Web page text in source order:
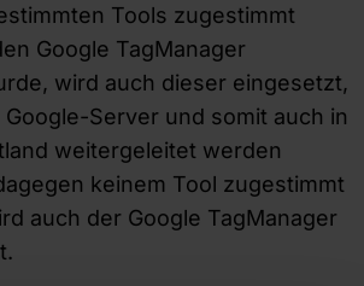
Tools zugestimmt
Google TagManager
wird auch dieser eingesetzt,
Server und somit auch in
weitergeleitet werden
keinem Tool zugestimmt
auch der Google TagManager